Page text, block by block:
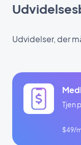
Udvidelser, der
Tjen
$49/